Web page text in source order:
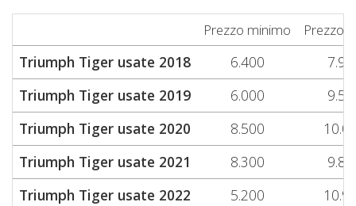
Prezzo minimo Prezzo
Triumph Tiger usate 2018 6.400
Triumph Tiger usate 2019
6.000
Triumph Tiger usate 2020
8.500
Triumph Tiger usate 2021
8.300
Triumph Tiger usate 2022
5.200